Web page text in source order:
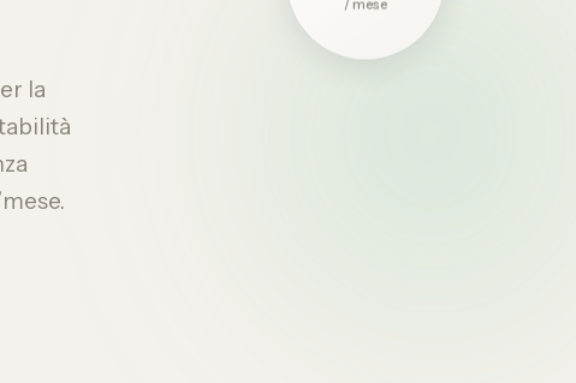
/ mese
la